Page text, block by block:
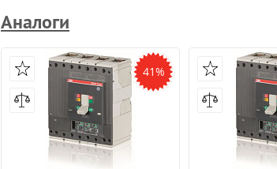
Аналоги
41%